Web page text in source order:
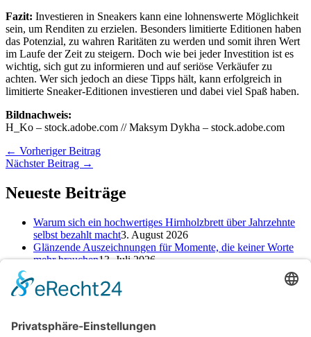
Fazit: Investieren in Sneakers kann eine lohnenswerte Möglichkeit
sein, um Renditen zu erzielen. Besonders limitierte Editionen haben
das Potenzial, zu wahren Raritäten zu werden und somit ihren Wert
im Laufe der Zeit zu steigern. Doch wie bei jeder Investition ist es
wichtig, sich gut zu informieren und auf seriöse Verkäufer zu
achten. Wer sich jedoch an diese Tipps hält, kann erfolgreich in
limitierte Sneaker-Editionen investieren und dabei viel Spaß haben.
Bildnachweis:
H_Ko – stock.adobe.com // Maksym Dykha – stock.adobe.com
← Vorheriger Beitrag
Nächster Beitrag →
Neueste Beiträge
Warum sich ein hochwertiges Hirnholzbrett über Jahrzehnte
selbst bezahlt macht3. August 2026
Glänzende Auszeichnungen für Momente, die keiner Worte
mehr brauchen13. Juli 2026
starten25. Juni 2026